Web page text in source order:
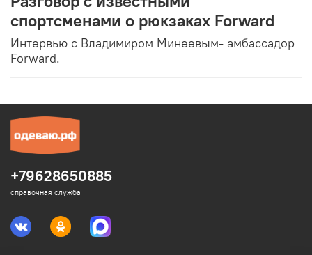
спортсменами о рюкзаках Forward
Интервью c Владимиром Минеевым- амбассадор
Forward.
+79628650885
справочная служба